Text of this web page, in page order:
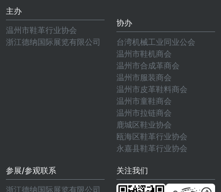
主办
温州市鞋革行业协会
浙江德纳国际展览有限公司
协办
台湾机械工业同业公会
温州市鞋机商会
温州市合成革商会
温州市服装商会
温州市皮革鞋料商会
温州市童鞋商会
温州市拉链商会
鹿城区鞋业协会
瓯海区鞋革行业协会
永嘉县鞋革行业协会
参展/参观联系
浙江德纳国际展览有限公司
关注我们